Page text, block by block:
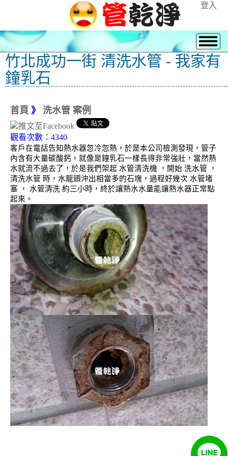
登入
竹北成功一街 清洗水管 - 我家有
鐘乳石
首頁 》 洗水管 案例
觀看次數：4340
客戶在電話告知熱水器忽冷忽熱，於是本公司檢測發現，管子
內含有大量碳酸鈣，就像是鐘乳石一樣長得非常強壯，當然熱
水就流不過去了，於是我們架起 水管清洗機 ，開始 洗水管 ，
清洗水管 時，水龍頭沖出相當多的石塊，過程好幾次 水管堵
塞 ， 水管清洗 約三小時，終於讓熱水水量能讓熱水器正常點
起來。
清洗水管 水管清洗 洗水管 熱水